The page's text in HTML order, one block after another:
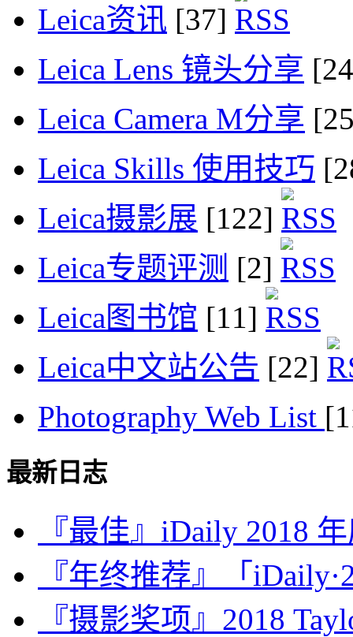
Leica资讯 [37]
Leica Lens 镜头分享
Leica Camera M分享
Leica Skills 使用技巧
Leica摄影展 [122]
Leica专题评测 [2]
Leica图书馆 [11]
Leica中文站公告 [22]
Photography Web List
最新日志
『最佳』iDaily 2018
『年终推荐』「
『摄影奖项』2018